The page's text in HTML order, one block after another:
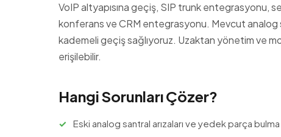
VoIP altyapısına geçiş, SIP trunk entegrasyonu,
konferans ve CRM entegrasyonu. Mevcut analog
kademeli geçiş sağlıyoruz. Uzaktan yönetim ve
erişilebilir.
Hangi Sorunları Çözer?
Eski analog santral arızaları ve yedek parça